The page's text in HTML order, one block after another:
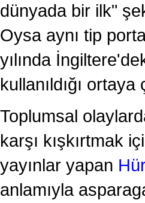
dünyada bir ilk"
Oysa aynı tip
yılında
kullanıldığı ortaya
Toplumsal
karşı kışkırtmak
yayınlar yapan
anlamıyla